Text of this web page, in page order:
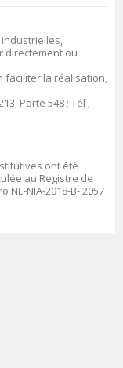
directement ou
faciliter la réalisation,
Porte 548 ; Tél ;
ont été
au Registre de
NE-NIA-2018-B- 2057